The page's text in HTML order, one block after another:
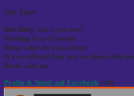
The Time
But Baby can´t you see?
Nothing is as it seems
Baby what do you mean?
It´s so official that you´re done with me
Done with me
Prohn & Spott auf Facebook [:pl]